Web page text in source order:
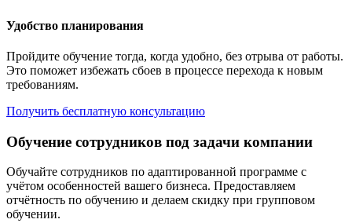
Удобство планирования
Пройдите обучение тогда, когда удобно, без отрыва от работы.
Это поможет избежать сбоев в процессе перехода к новым
требованиям.
Получить бесплатную консультацию
Обучение сотрудников под задачи компании
Обучайте сотрудников по адаптированной программе с
учётом особенностей вашего бизнеса. Предоставляем
отчётность по обучению и делаем скидку при групповом
обучении.